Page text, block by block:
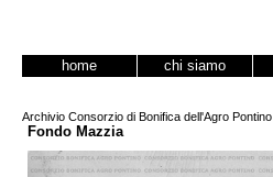
home chi siamo
Archivio Consorzio di Bonifica dell'Agro Pontino
Fondo Mazzia